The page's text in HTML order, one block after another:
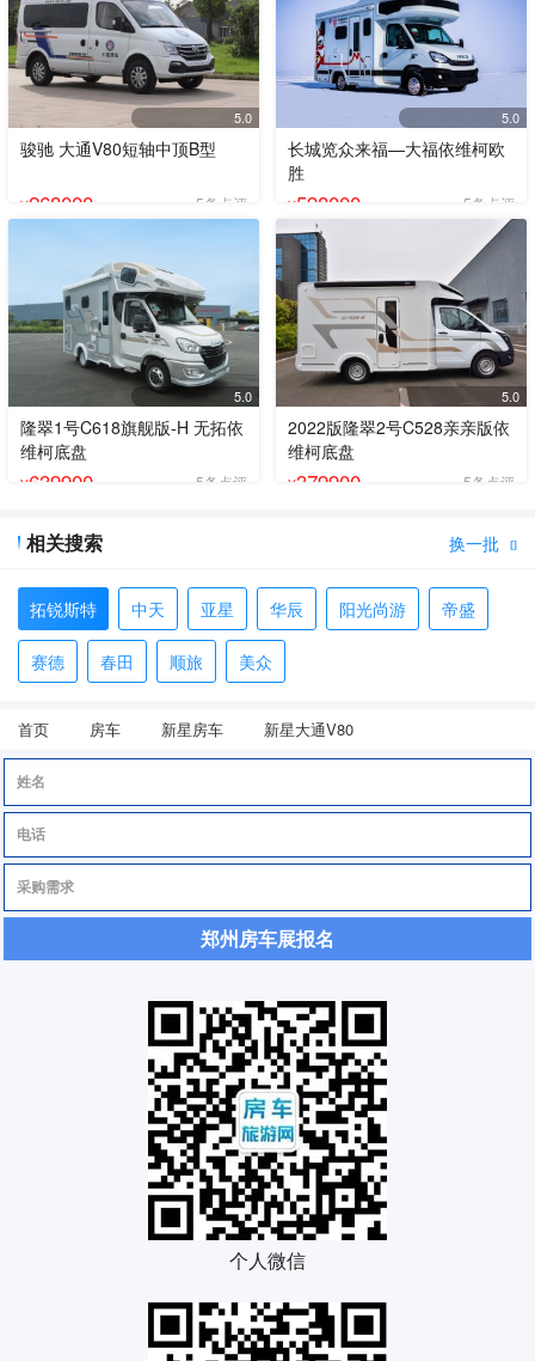
5.0
骏驰 大通V80短轴中顶B型
¥268000 5条点评
5.0
长城览众来福—大福依维柯欧
胜
¥598000 5条点评
5.0
隆翠1号C618旗舰版-H 无拓依
维柯底盘
¥639900 5条点评
5.0
2022版隆翠2号C528亲亲版依
维柯底盘
¥379900 5条点评
换一批 
相关搜索
拓锐斯特 中天 亚星 华辰 阳光尚游 帝盛
赛德 春田 顺旅 美众
首页 房车 新星房车 新星大通V80
郑州房车展报名
个人微信